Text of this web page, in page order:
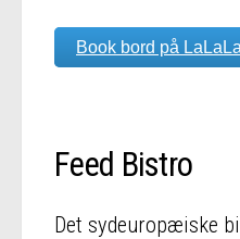
Book bord på
Feed Bistro
Det sydeuropæiske